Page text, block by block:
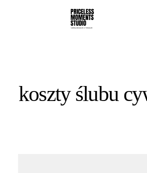
koszty ślubu
PHOTO WORKS